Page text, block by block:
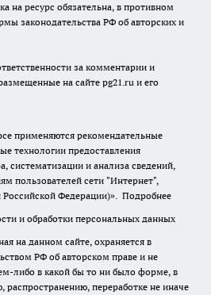
на ресурс обязательна, в противном
законодательства РФ об авторских и
за комментарии и
на сайте pg21.ru и его
применяются рекомендательные
технологии предоставления
систематизации и анализа сведений,
пользователей сети "Интернет",
Федерации)». Подробнее
и обработки персональных данных
на данном сайте, охраняется в
РФ об авторском праве и не
либо в какой бы то ни было форме, в
распространению, переработке не иначе